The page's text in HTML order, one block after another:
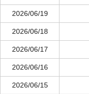
2026/06/19
2026/06/18
2026/06/17
2026/06/16
2026/06/15